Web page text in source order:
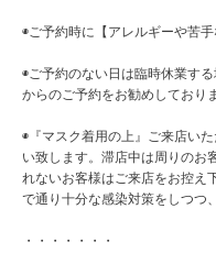
◉ご予約時に【アレルギーや苦
◉ご予約のない日は臨時休業す
からのご予約をお勧めしており
◉『マスク着用の上』ご来店い
い致します。滞店中は周りのお
れないお客様はご来店をお控え
で通り十分な感染対策をしつつ
・・・・・・・